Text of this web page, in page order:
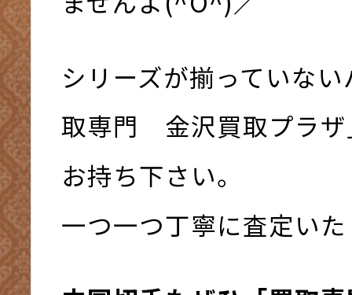
シリーズが揃っていな
取専門 金沢買取プラザ
お持ち下さい。
一つ一つ丁寧に査定い